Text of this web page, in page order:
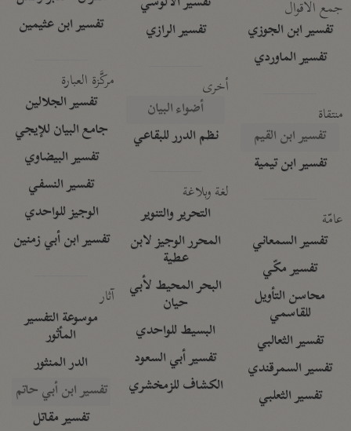
جمع الأقوال
تفسير ابن الجوزي
تفسير الماوردي
منتقاة
تفسير ابن القيم
تفسير ابن تيمية
عامّة
تفسير السمعاني
تفسير مكّي
محاسن التأويل
للقاسمي
تفسير الثعالبي
تفسير السمرقندي
تفسير الثعلبي
تفسير الرازي
أخرى
أضواء البيان
نظم الدرر للبقاعي
لغة وبلاغة
التحرير والتنوير
المحرر الوجيز لابن
عطية
البحر المحيط لأبي
حيان
البسيط للواحدي
تفسير أبي السعود
الكشاف للزمخشري
تفسير ابن عثيمين
مركَّزة العبارة
تفسير الجلالين
جامع البيان للإيجي
تفسير البيضاوي
تفسير النسفي
الوجيز للواحدي
تفسير ابن أبي زمنين
آثار
موسوعة التفسير
المأثور
الدر المنثور
تفسير ابن أبي حاتم
تفسير مقاتل